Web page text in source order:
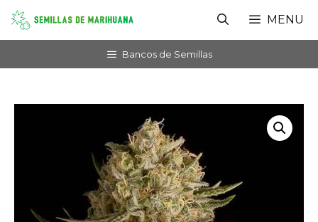
Saltar
contenido
MENU
Bancos de Semillas